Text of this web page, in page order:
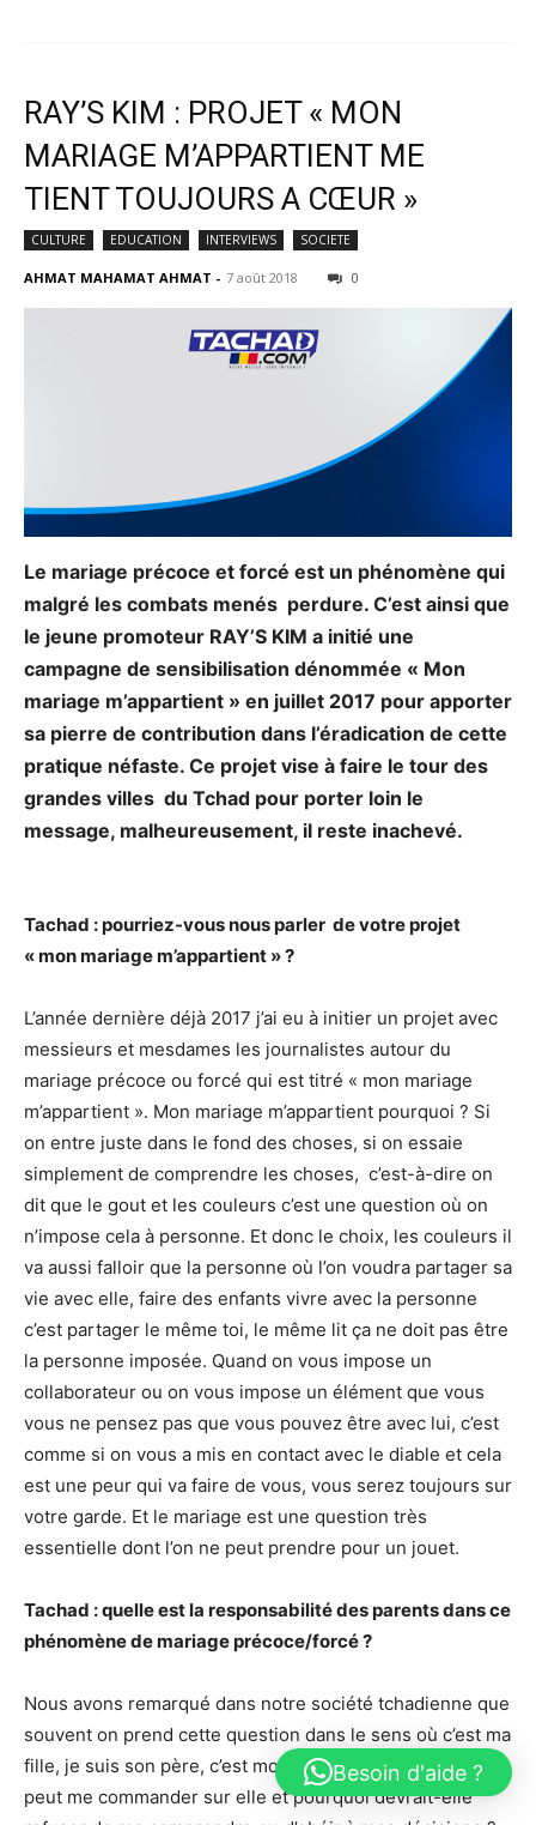
RAY’S KIM : PROJET « MON
MARIAGE M’APPARTIENT ME
TIENT TOUJOURS A CŒUR »
CULTURE EDUCATION INTERVIEWS SOCIETE
AHMAT MAHAMAT AHMAT - 7 août 2018 0
Le mariage précoce et forcé est un phénomène qui
malgré les combats menés perdure. C’est ainsi que
le jeune promoteur RAY’S KIM a initié une
campagne de sensibilisation dénommée « Mon
mariage m’appartient » en juillet 2017 pour apporter
sa pierre de contribution dans l’éradication de cette
pratique néfaste. Ce projet vise à faire le tour des
grandes villes du Tchad pour porter loin le
message, malheureusement, il reste inachevé.
Tachad : pourriez-vous nous parler de votre projet
« mon mariage m’appartient » ?
L’année dernière déjà 2017 j’ai eu à initier un projet avec
messieurs et mesdames les journalistes autour du
mariage précoce ou forcé qui est titré « mon mariage
m’appartient ». Mon mariage m’appartient pourquoi ? Si
on entre juste dans le fond des choses, si on essaie
simplement de comprendre les choses, c’est-à-dire on
dit que le gout et les couleurs c’est une question où on
n’impose cela à personne. Et donc le choix, les couleurs il
va aussi falloir que la personne où l’on voudra partager sa
vie avec elle, faire des enfants vivre avec la personne
c’est partager le même toi, le même lit ça ne doit pas être
la personne imposée. Quand on vous impose un
collaborateur ou on vous impose un élément que vous
vous ne pensez pas que vous pouvez être avec lui, c’est
comme si on vous a mis en contact avec le diable et cela
est une peur qui va faire de vous, vous serez toujours sur
votre garde. Et le mariage est une question très
essentielle dont l’on ne peut prendre pour un jouet.
Tachad : quelle est la responsabilité des parents dans ce
phénomène de mariage précoce/forcé ?
Nous avons remarqué dans notre société tchadienne que
souvent on prend cette question dans le sens où c’est ma
fille, je suis son père, c’est moi qui l’ai mis au monde. Qui
peut me commander sur elle et pourquoi devrait-elle
Besoin d'aide ?